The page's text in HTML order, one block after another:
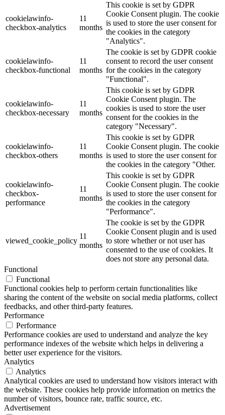
cookielawinfo-
checkbox-analytics
11
months
This cookie is set by GDPR
Cookie Consent plugin. The cookie
is used to store the user consent for
the cookies in the category
"Analytics".
cookielawinfo-
checkbox-functional
11
months
The cookie is set by GDPR cookie
consent to record the user consent
for the cookies in the category
"Functional".
cookielawinfo-
checkbox-necessary
11
months
This cookie is set by GDPR
Cookie Consent plugin. The
cookies is used to store the user
consent for the cookies in the
category "Necessary".
cookielawinfo-
checkbox-others
11
months
This cookie is set by GDPR
Cookie Consent plugin. The cookie
is used to store the user consent for
the cookies in the category "Other.
cookielawinfo-
checkbox-
performance
11
months
This cookie is set by GDPR
Cookie Consent plugin. The cookie
is used to store the user consent for
the cookies in the category
"Performance".
viewed_cookie_policy
11
months
The cookie is set by the GDPR
Cookie Consent plugin and is used
to store whether or not user has
consented to the use of cookies. It
does not store any personal data.
Functional
Functional
Functional cookies help to perform certain functionalities like
sharing the content of the website on social media platforms, collect
feedbacks, and other third-party features.
Performance
Performance
Performance cookies are used to understand and analyze the key
performance indexes of the website which helps in delivering a
better user experience for the visitors.
Analytics
Analytics
Analytical cookies are used to understand how visitors interact with
the website. These cookies help provide information on metrics the
number of visitors, bounce rate, traffic source, etc.
Advertisement